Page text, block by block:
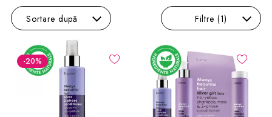
Sortare după Filtre (1)
-20%